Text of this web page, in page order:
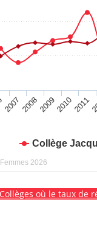
Collège
20072008200920102011
2026
Collèges où le taux de